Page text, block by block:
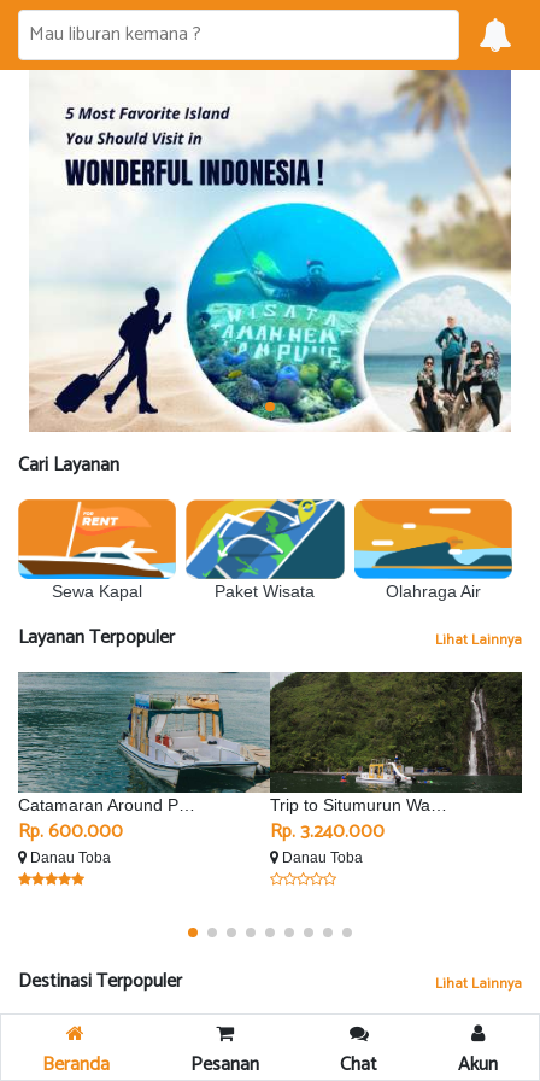
Cari Layanan
Sewa Kapal Paket Wisata Olahraga Air
Layanan Terpopuler Lihat Lainnya
Rp. 600.000
Danau Toba
Rp. 3.240.000
Danau Toba
Destinasi Terpopuler Lihat Lainnya
Beranda Pesanan Chat Akun